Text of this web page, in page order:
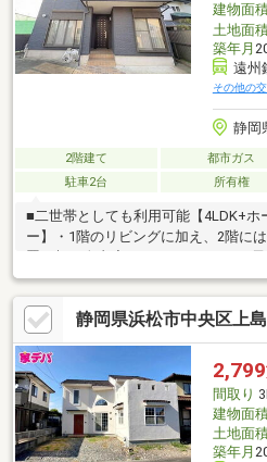
建物面
土地面
築年月
遠州
その他の
静岡
2階建て 都市ガス
駐車2台
所有権
■二世帯としても利用可能【4LDK+ホ
ー】・1階のリビングに加え、2階に
の時間をより快適に過ごせます。二
にも便利な、使い勝手の良い間取り
ルは、ご家族がゆったりと過ごせる
ん、室内干しスペースやお子様の遊
合わせて多目的にご活用いただけま
だけでなく大きな荷物の収納も可能
斎としても利用可能。窓もあるので換
静岡県浜松市中央区上
2,799
間取り
建物面
土地面
築年月